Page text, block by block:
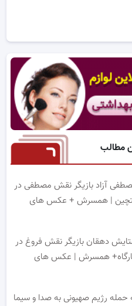
مطالب
آزاد بازیگر نقش مصطفی در
| همسرش + عکس های
دهقان بازیگر نقش فروغ در
همسرش | عکس های
حمله رژیم صهیونی به صدا و سیما